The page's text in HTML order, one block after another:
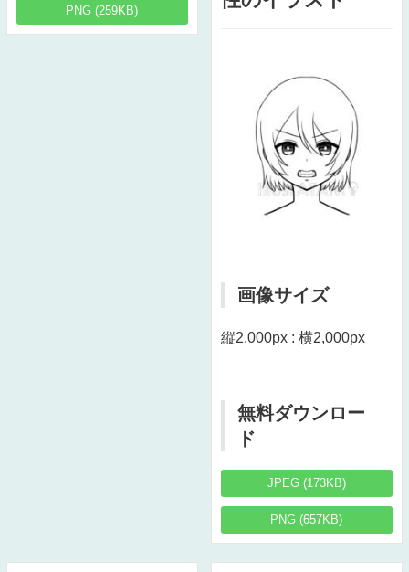
PNG (259KB)
画像サイズ
縦2,000px : 横2,000px
無料ダウンロー
ド
JPEG (173KB)
PNG (657KB)